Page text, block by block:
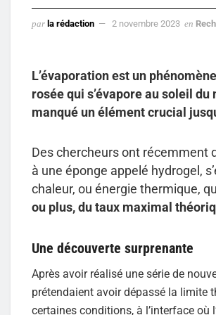
par la rédaction 2 novembre 2023 en
L’évaporation est un
rosée qui s’évapore au soleil
manqué un élément crucial
Des chercheurs ont récemment
à une éponge appelé hydrogel,
chaleur, ou énergie thermique,
ou plus, du taux maximal
Une découverte surprenante
Après avoir réalisé une série de
prétendaient avoir dépassé la limite
certaines conditions, à l’interface où